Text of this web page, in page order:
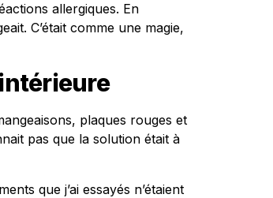
allergiques. En
C’était comme une magie,
plaques rouges et
pas que la solution était à
que j’ai essayés n’étaient